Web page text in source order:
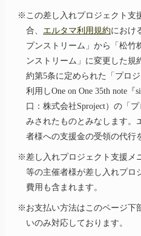
※この差し入れプロジェクト支
合、 エルタマ利用規約におけ
プンストリーム」から「松竹
ンストリーム」に変更した規
約第5条に定められた「プロ
利用しOne on One 35th note
口：株式会社Sproject）の「
みされたものとみなします。
者様への支援金の受領の代行
※差し入れプロジェクト支援メ
等の主催者様が差し入れプロ
費用も含まれます。
※お支払い方法はこのページ下
いのみ対応しております。